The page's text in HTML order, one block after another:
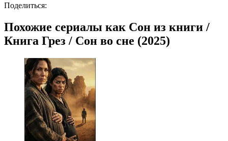
Поделиться:
Похожие сериалы как Сон из книги /
Книга Грез / Сон во сне (2025)